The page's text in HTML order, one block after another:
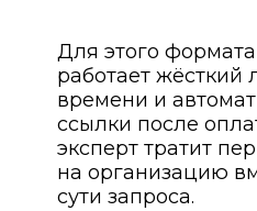
Для этого
работает жёсткий
времени и
ссылки после
эксперт тратит
на организацию
сути запроса.